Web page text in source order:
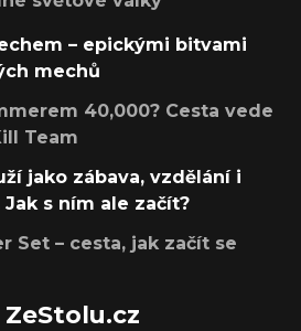
– epickými bitvami
mechů
40,000? Cesta vede
Team
jako zábava, vzdělání i
s ním ale začít?
Set – cesta, jak začít se